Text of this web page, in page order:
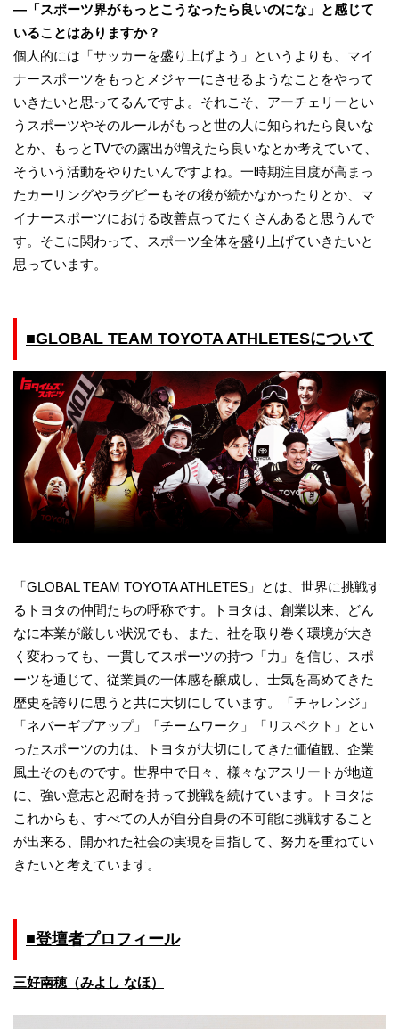
―「スポーツ界がもっとこうなったら良いのにな」と感じて
いることはありますか？
個人的には「サッカーを盛り上げよう」というよりも、マイ
ナースポーツをもっとメジャーにさせるようなことをやって
いきたいと思ってるんですよ。それこそ、アーチェリーとい
うスポーツやそのルールがもっと世の人に知られたら良いな
とか、もっとTVでの露出が増えたら良いなとか考えていて、
そういう活動をやりたいんですよね。一時期注目度が高まっ
たカーリングやラグビーもその後が続かなかったりとか、マ
イナースポーツにおける改善点ってたくさんあると思うんで
す。そこに関わって、スポーツ全体を盛り上げていきたいと
思っています。
■GLOBAL TEAM TOYOTA ATHLETESについて
「GLOBAL TEAM TOYOTA ATHLETES」とは、世界に挑戦す
るトヨタの仲間たちの呼称です。トヨタは、創業以来、どん
なに本業が厳しい状況でも、また、社を取り巻く環境が大き
く変わっても、一貫してスポーツの持つ「力」を信じ、スポ
ーツを通じて、従業員の一体感を醸成し、士気を高めてきた
歴史を誇りに思うと共に大切にしています。「チャレンジ」
「ネバーギブアップ」「チームワーク」「リスペクト」とい
ったスポーツの力は、トヨタが大切にしてきた価値観、企業
風土そのものです。世界中で日々、様々なアスリートが地道
に、強い意志と忍耐を持って挑戦を続けています。トヨタは
これからも、すべての人が自分自身の不可能に挑戦すること
が出来る、開かれた社会の実現を目指して、努力を重ねてい
きたいと考えています。
■登壇者プロフィール
三好南穂（みよし なほ）